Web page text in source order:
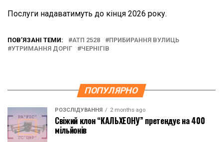
Послуги надаватимуть до кінця 2026 року.
ПОВ’ЯЗАНІ ТЕМИ: АТП 2528
ПРИБИРАННЯ ВУЛИЦЬ
УТРИМАННЯ ДОРІГ
ЧЕРНІГІВ
ПОПУЛЯРНО
РОЗСЛІДУВАННЯ 2 months ago
Свіжий клон “КАЛЬХЕОНУ” претендує на 400
мільйонів